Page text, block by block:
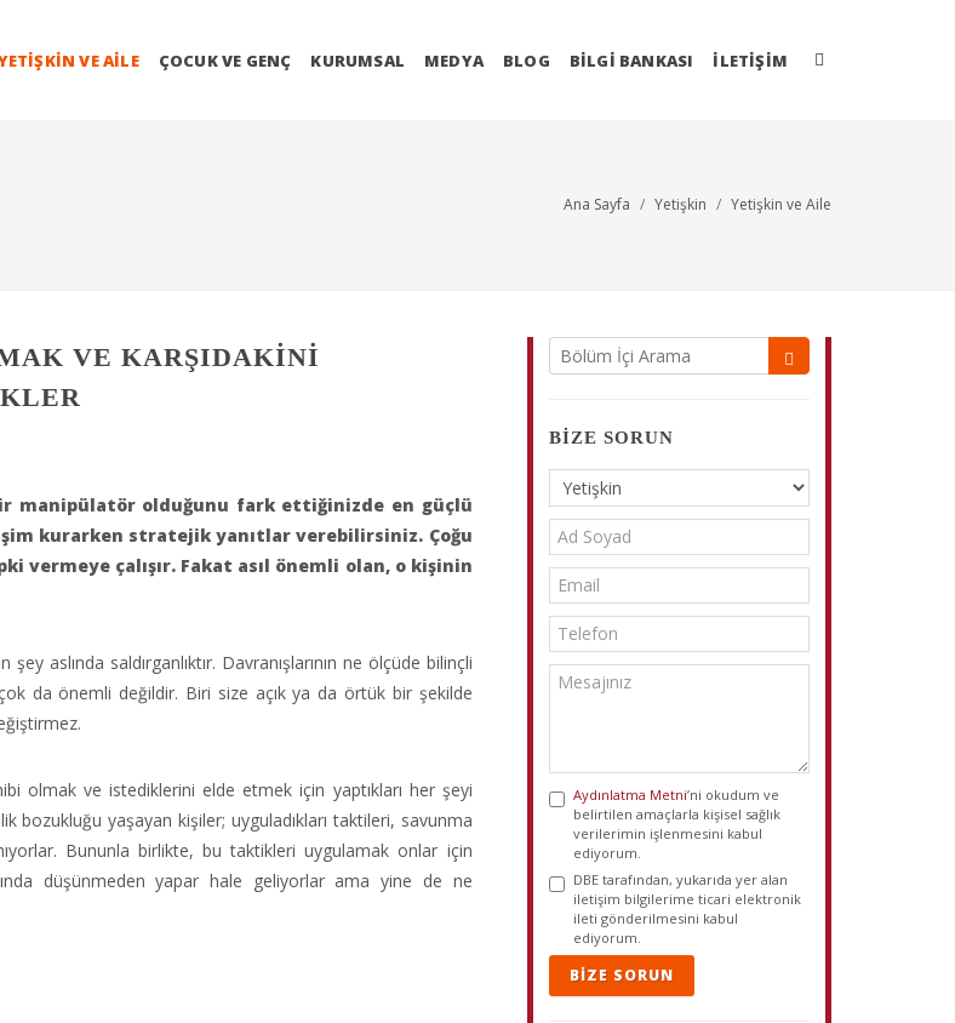
VE AILE ÇOCUK VE GENÇ KURUMSAL MEDYA BLOG BİLGİ BANKASI İLETIŞIM
Ana Sayfa Yetişkin Yetişkin ve Aile
VE KARŞIDAKİNİ
manipülatör olduğunu fark ettiğinizde en güçlü
kurarken stratejik yanıtlar verebilirsiniz. Çoğu
vermeye çalışır. Fakat asıl önemli olan, o kişinin
aslında saldırganlıktır. Davranışlarının ne ölçüde bilinçli
da önemli değildir. Biri size açık ya da örtük bir şekilde
olmak ve istediklerini elde etmek için yaptıkları her şeyi
bozukluğu yaşayan kişiler; uyguladıkları taktileri, savunma
Bununla birlikte, bu taktikleri uygulamak onlar için
düşünmeden yapar hale geliyorlar ama yine de ne
BIZE SORUN
Aydınlatma Metni’ni okudum ve
belirtilen amaçlarla kişisel sağlık
verilerimin işlenmesini kabul
ediyorum.
DBE tarafından, yukarıda yer alan
iletişim bilgilerime ticari elektronik
ileti gönderilmesini kabul
ediyorum.
BIZE SORUN